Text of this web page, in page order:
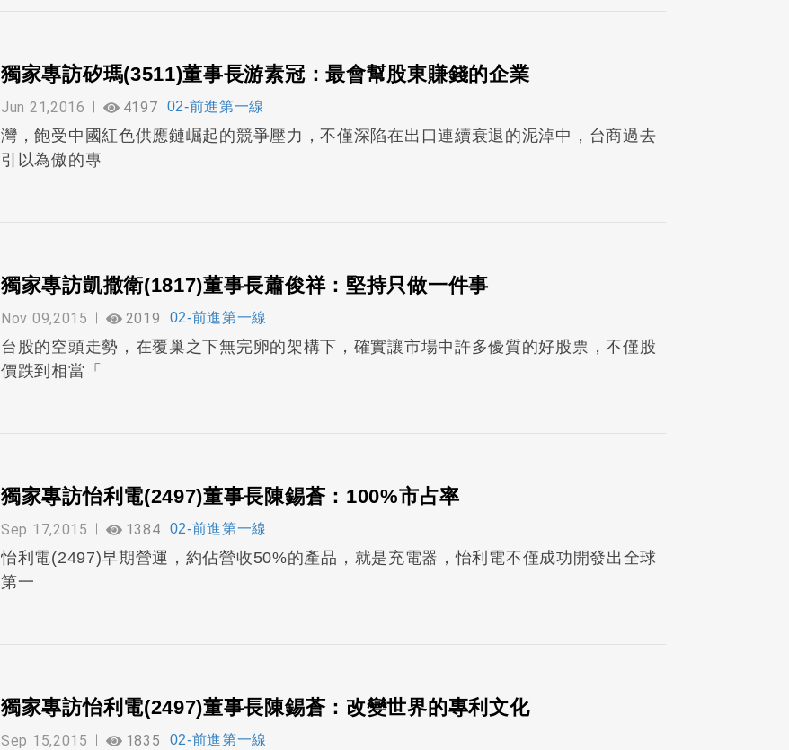
獨家專訪矽瑪(3511)董事長游素冠：最會幫股東賺錢的企業
Jun 21,2016 4197 02-前進第一線
灣，飽受中國紅色供應鏈崛起的競爭壓力，不僅深陷在出口連續衰退的泥淖中，台商過去
引以為傲的專
獨家專訪凱撒衛(1817)董事長蕭俊祥：堅持只做一件事
Nov 09,2015 2019 02-前進第一線
台股的空頭走勢，在覆巢之下無完卵的架構下，確實讓市場中許多優質的好股票，不僅股
價跌到相當「
獨家專訪怡利電(2497)董事長陳錫蒼：100%市占率
Sep 17,2015 1384 02-前進第一線
怡利電(2497)早期營運，約佔營收50%的產品，就是充電器，怡利電不僅成功開發出全球
第一
獨家專訪怡利電(2497)董事長陳錫蒼：改變世界的專利文化
Sep 15,2015 1835 02-前進第一線